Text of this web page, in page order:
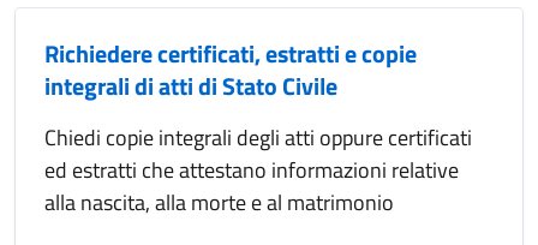
Richiedere certificati, estratti e copie
integrali di atti di Stato Civile
Chiedi copie integrali degli atti oppure certificati
ed estratti che attestano informazioni relative
alla nascita, alla morte e al matrimonio